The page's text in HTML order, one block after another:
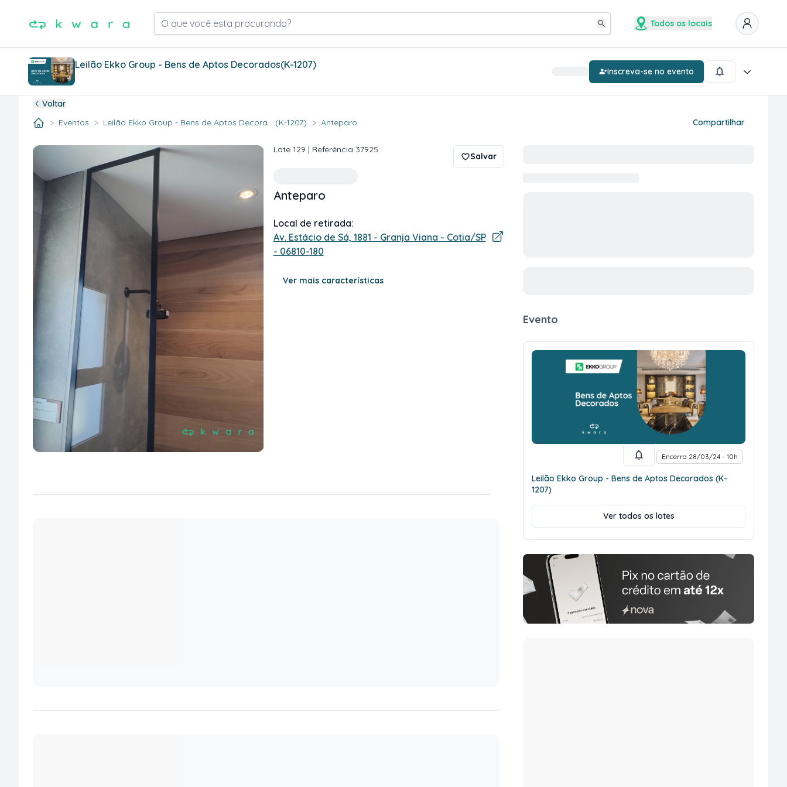
O que você esta procurando? Todos os locais
Leilão Ekko Group - Bens de Aptos Decorados(K-1207)
Inscreva-se no evento
Voltar
> Eventos > Leilão Ekko Group - Bens de Aptos Decora... (K-1207) > Anteparo Compartilhar
Lote 129 | Referência 37925
Salvar
Anteparo
Local de retirada:
Av. Estácio de Sá, 1881 - Granja Viana - Cotia/SP
- 06810-180
Ver mais características
Evento
Encerra 28/03/24 - 10h
Leilão Ekko Group - Bens de Aptos Decorados (K-
1207)
Ver todos os lotes